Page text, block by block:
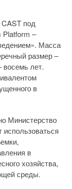
под
Platform –
Масса
размер –
восемь лет.
в
Министерство
в
хозяйства,
среды.